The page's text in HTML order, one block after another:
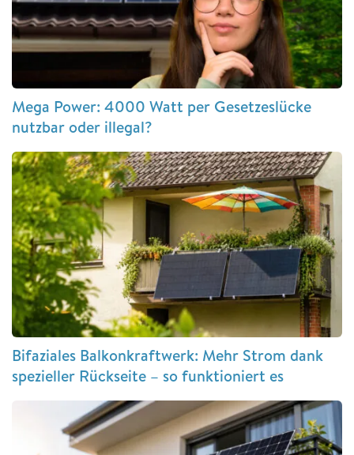
Mega Power: 4000 Watt per Gesetzeslücke
nutzbar oder illegal?
Bifaziales Balkonkraftwerk: Mehr Strom dank
spezieller Rückseite – so funktioniert es